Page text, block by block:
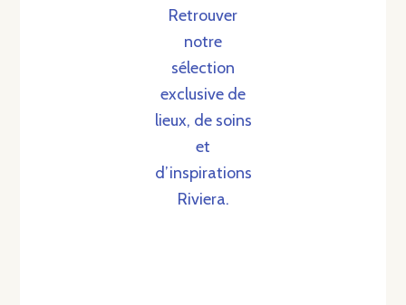
Retrouver
notre
sélection
exclusive de
lieux, de soins
et
d’inspirations
Riviera.